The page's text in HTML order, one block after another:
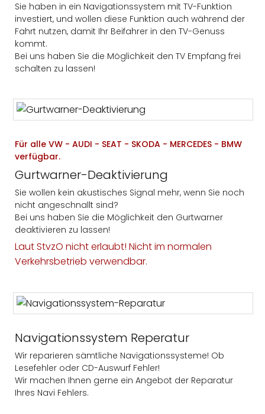
Sie haben in ein Navigationssystem mit TV-Funktion
investiert, und wollen diese Funktion auch während der
Fahrt nutzen, damit Ihr Beifahrer in den TV-Genuss
kommt.
Bei uns haben Sie die Möglichkeit den TV Empfang frei
schalten zu lassen!
Für alle VW - AUDI - SEAT - SKODA - MERCEDES - BMW
verfügbar.
Gurtwarner-Deaktivierung
Sie wollen kein akustisches Signal mehr, wenn Sie noch
nicht angeschnallt sind?
Bei uns haben Sie die Möglichkeit den Gurtwarner
deaktivieren zu lassen!
Laut StvzO nicht erlaubt! Nicht im normalen
Verkehrsbetrieb verwendbar.
Navigationssystem Reperatur
Wir reparieren sämtliche Navigationssysteme! Ob
Lesefehler oder CD-Auswurf Fehler!
Wir machen Ihnen gerne ein Angebot der Reparatur
Ihres Navi Fehlers.